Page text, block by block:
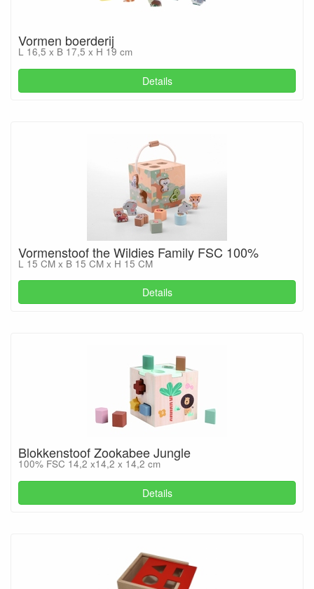
Vormen boerderij
L 16,5 x B 17,5 x H 19 cm
Details
Vormenstoof the Wildies Family FSC 100%
L 15 CM x B 15 CM x H 15 CM
Details
Blokkenstoof Zookabee Jungle
100% FSC 14,2 x14,2 x 14,2 cm
Details